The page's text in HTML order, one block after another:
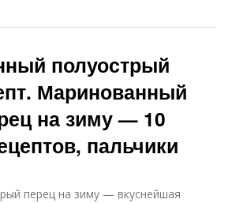
полуострый
Маринованный
на зиму — 10
пальчики
перец на зиму — вкуснейшая